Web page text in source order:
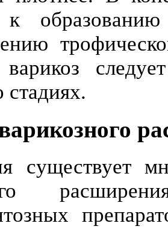
к
варикоз
стадиях.
существует